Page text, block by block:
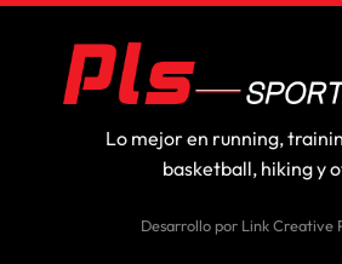
Lo mejor en running,
basketball, hiking y
Desarrollo por Link Creative